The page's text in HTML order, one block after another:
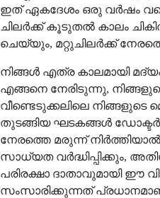
ഇത് ഏകദേശം ഒരു വർഷം
ചിലർക്ക് കൂടുതൽ കാലം
ചെയ്യും, മറ്റുചിലർക്ക്
നിങ്ങൾ എത്ര കാലമായി
എങ്ങനെ നേരിടുന്നു,
വീണ്ടെടുക്കലിലെ
തുടങ്ങിയ ഘടകങ്ങൾ ഡോക്ടർ
നേരത്തെ മരുന്ന്
സാധ്യത വർദ്ധിപ്പിക്കും,
പരിരക്ഷാ ദാതാവുമായി ഈ
സംസാരിക്കുന്നത്